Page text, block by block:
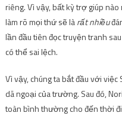
riêng. Vì vậy, bất kỳ trợ giúp nào
làm rõ mọi thứ sẽ làrất nhiều
lần đầu tiên đọc truyện tranh
có thể sai lệch.
Vì vậy, chúng ta bắt đầu với
dã ngoại của trường. Sau đó,
toàn bình thường cho đến thời